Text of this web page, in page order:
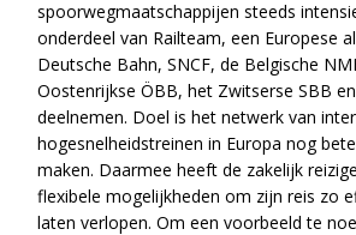
spoorwegmaatschappijen steeds
onderdeel van Railteam, een Europese
Deutsche Bahn, SNCF, de Belgische
Oostenrijkse ÖBB, het Zwitserse SBB
deelnemen. Doel is het netwerk van
hogesnelheidstreinen in Europa nog
maken. Daarmee heeft de zakelijk
flexibele mogelijkheden om zijn reis zo
laten verlopen. Om een voorbeeld te